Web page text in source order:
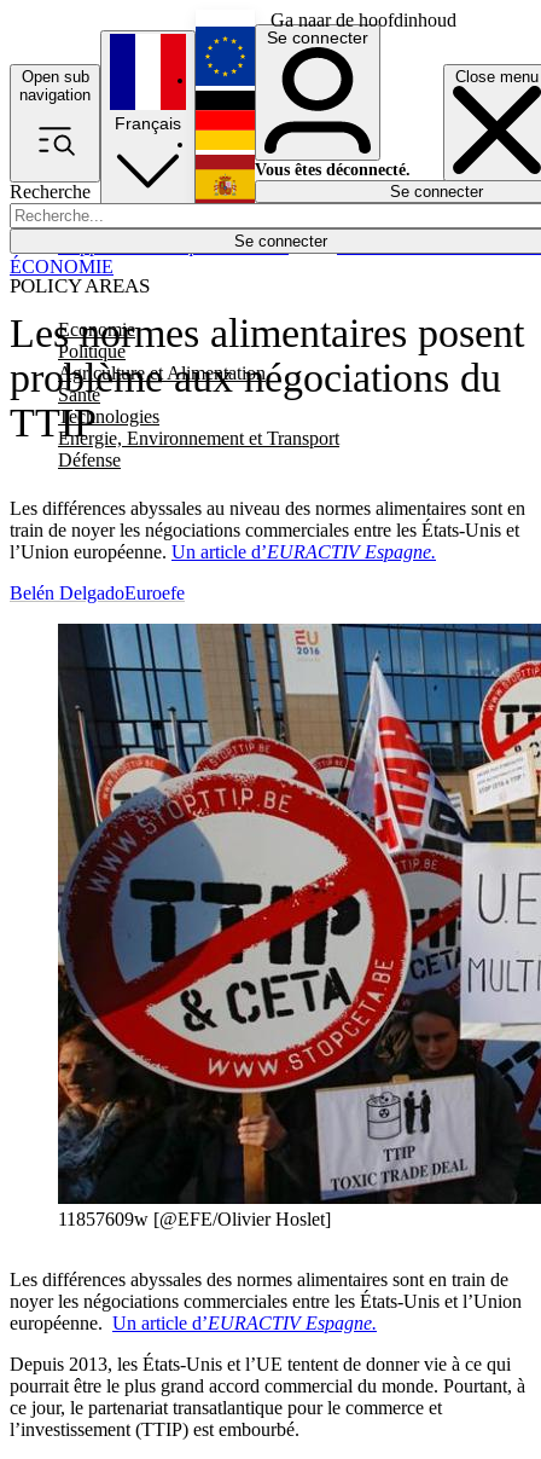
Ga naar de hoofdinhoud
Open sub
navigation
Close menu
Recherche
Se connecter
POLICY AREAS
Economie
Politique
Agriculture et Alimentation
Santé
Technologies
Energie, Environnement et Transport
Défense
Économie
Français
English
Deutsch
Español
Se connecter
Vous êtes déconnecté.
Se connecter
Les normes alimentaires posent
problème aux négociations du
TTIP
Les différences abyssales au niveau des normes alimentaires sont en
train de noyer les négociations commerciales entre les États-Unis et
l’Union européenne. Un article d’EURACTIV Espagne.
ÉCONOMIE
Belén DelgadoEuroefe
11857609w [@EFE/Olivier Hoslet]
Les différences abyssales des normes alimentaires sont en train de
noyer les négociations commerciales entre les États-Unis et l’Union
européenne. Un article d’EURACTIV Espagne.
Depuis 2013, les États-Unis et l’UE tentent de donner vie à ce qui
pourrait être le plus grand accord commercial du monde. Pourtant, à
ce jour, le partenariat transatlantique pour le commerce et
l’investissement (TTIP) est embourbé.